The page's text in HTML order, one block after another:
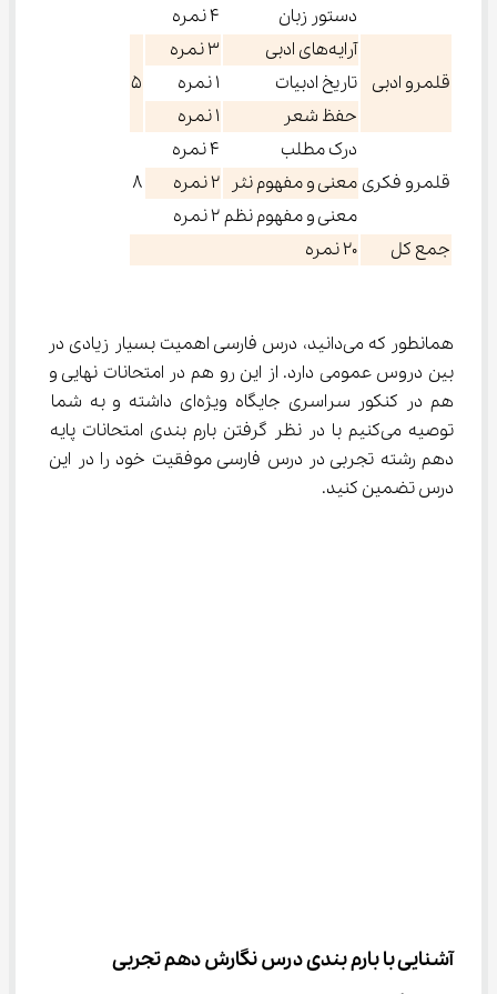
دستور زبان
۴ نمره
قلمرو ادبی
آرایه‌های ادبی
3 نمره
5
تاریخ ادبیات
۱ نمره
حفظ شعر
۱ نمره
قلمرو فکری
درک مطلب
۴ نمره
8
معنی و مفهوم نثر
2 نمره
معنی و مفهوم نظم2 نمره
جمع کل
20 نمره
همانطور که می‌دانید، درس فارسی اهمیت بسیار زیادی در
بین دروس عمومی دارد. از این رو هم در امتحانات نهایی و
هم در کنکور سراسری جایگاه ویژه‌ای داشته و به شما
توصیه می‌کنیم با در نظر گرفتن بارم‌ بندی امتحانات پایه
دهم رشته تجربی در درس فارسی موفقیت خود را در این
درس تضمین کنید.
آشنایی با بارم ‌بندی درس نگارش دهم تجربی